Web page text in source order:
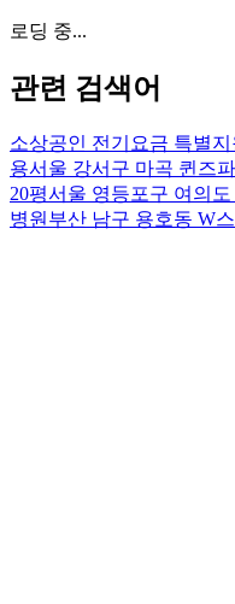
로딩 중...
관련 검색어
소상공인 전기요금 특별지
용서울 강서구 마곡 퀸즈
20평서울 영등포구 여의
병원 부산 남구 용호동 W